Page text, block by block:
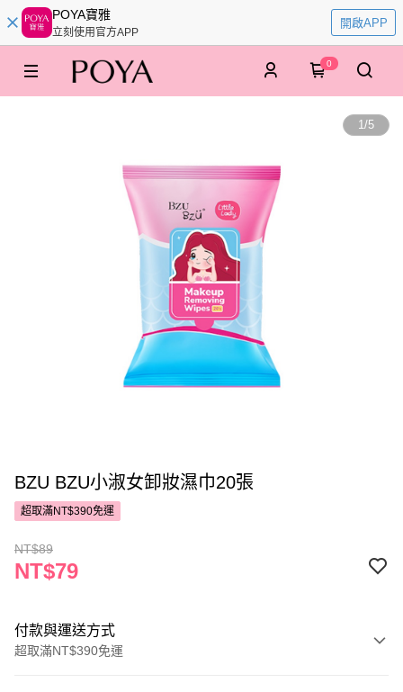
POYA寶雅
立刻使用官方APP
開啟APP
0
1/5
BZU BZU小淑女卸妝濕巾20張
超取滿NT$390免運
NT$89
NT$79
付款與運送方式
超取滿NT$390免運